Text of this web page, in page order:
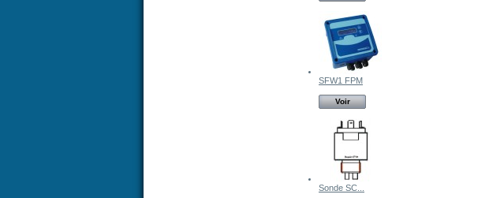
SFW1 FPM
Voir
Sonde SC...